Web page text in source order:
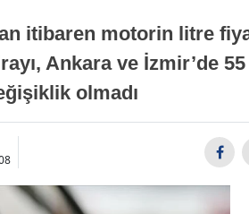
itibaren motorin litre
Ankara ve İzmir’de
olmadı